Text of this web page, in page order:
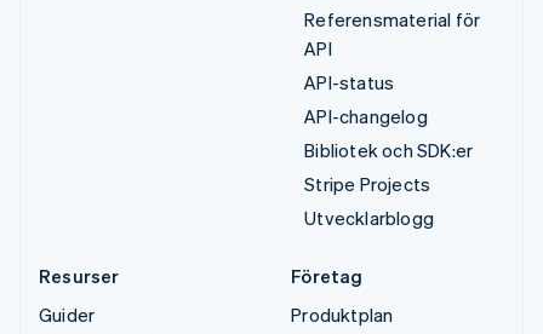
Referensmaterial för
API
API-status
API-changelog
Bibliotek och SDK:er
Stripe Projects
Utvecklarblogg
Resurser
Guider
Företag
Produktplan